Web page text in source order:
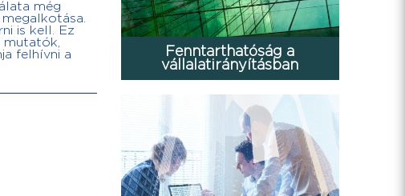
még
is kell. Ez
mutatók,
felhívni a
Fenntarthatóság a
vállalatirányításban